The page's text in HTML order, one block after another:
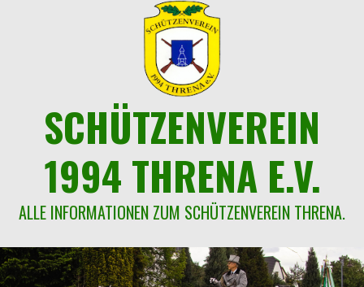
SCHÜTZENVEREIN
1994 THRENA E.V.
ALLE INFORMATIONEN ZUM SCHÜTZENVEREIN THRENA.